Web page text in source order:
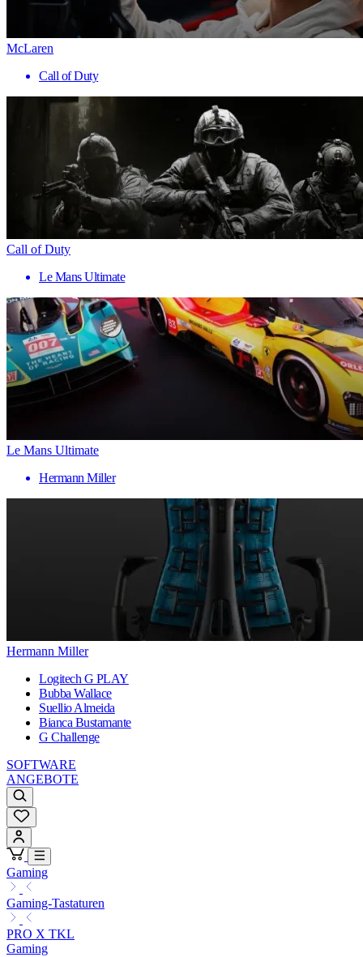
McLaren
Call of Duty
Call of Duty
Le Mans Ultimate
Le Mans Ultimate
Hermann Miller
Hermann Miller
Logitech G PLAY
Bubba Wallace
Suellio Almeida
Bianca Bustamante
G Challenge
SOFTWARE
ANGEBOTE
Gaming
Gaming-Tastaturen
PRO X TKL
Gaming